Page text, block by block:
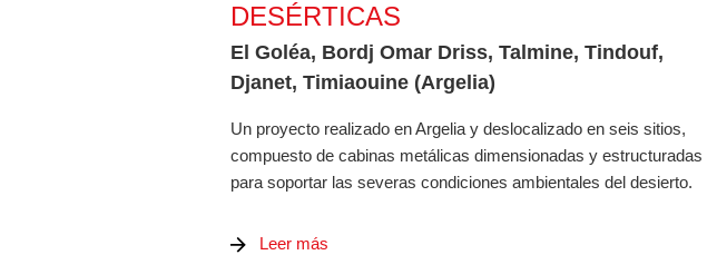
DESÉRTICAS
El Goléa, Bordj Omar Driss, Talmine, Tindouf,
Djanet, Timiaouine (Argelia)
Un proyecto realizado en Argelia y deslocalizado en seis sitios,
compuesto de cabinas metálicas dimensionadas y estructuradas
para soportar las severas condiciones ambientales del desierto.
Leer más